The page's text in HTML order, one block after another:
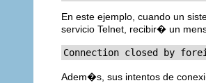
En este ejemplo, cuando un
servicio Telnet, recibir� un
Connection closed by
Adem�s, sus intentos de